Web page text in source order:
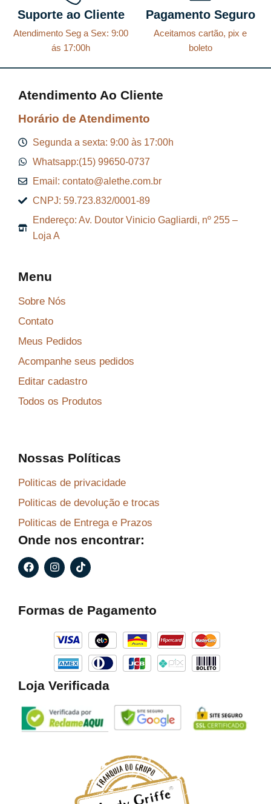
Suporte ao Cliente
Atendimento Seg a Sex: 9:00
ás 17:00h
Pagamento Seguro
Aceitamos cartão, pix e
boleto
Atendimento Ao Cliente
Horário de Atendimento
Segunda a sexta: 9:00 às 17:00h
Whatsapp:(15) 99650-0737
Email: contato@alethe.com.br
CNPJ: 59.723.832/0001-89
Endereço: Av. Doutor Vinicio Gagliardi, nº 255 –
Loja A
Menu
Sobre Nós
Contato
Meus Pedidos
Acompanhe seus pedidos
Editar cadastro
Todos os Produtos
Nossas Políticas
Politicas de privacidade
Politicas de devolução e trocas
Politicas de Entrega e Prazos
Onde nos encontrar:
F
a
c
o
I
n
s
g
a
m
T
i
k
k
Formas de Pagamento
Loja Verificada